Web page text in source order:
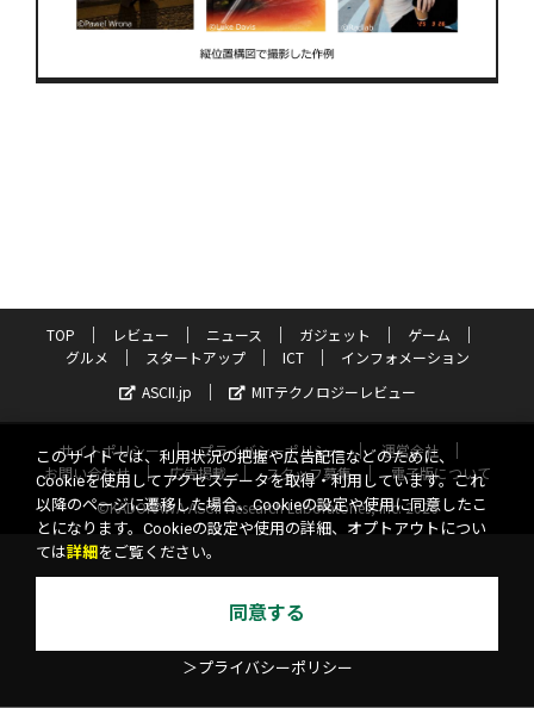
TOP レビュー ニュース ガジェット
ゲーム
グルメ
スタートアップ ICT
インフォメーション
ASCII.jp
MITテクノロジーレビュー
サイトポリシー プライバシーポリシー
運営会社
お問い合わせ
広告掲載 スタッフ募集
電子版について
©KADOKAWA ASCII Research Laboratories, Inc. 2026
このサイトでは、利用状況の把握や広告配信などのために、
Cookieを使用してアクセスデータを取得・利用しています。これ
以降のページに遷移した場合、Cookieの設定や使用に同意したこ
とになります。Cookieの設定や使用の詳細、オプトアウトについ
ては詳細 をご覧ください。
同意する
＞プライバシーポリシー